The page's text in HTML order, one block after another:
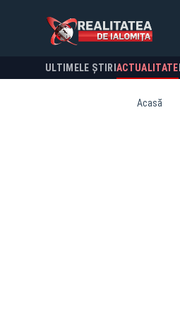
ULTIMELE ȘTIRI ACTUALITATE
Acasă